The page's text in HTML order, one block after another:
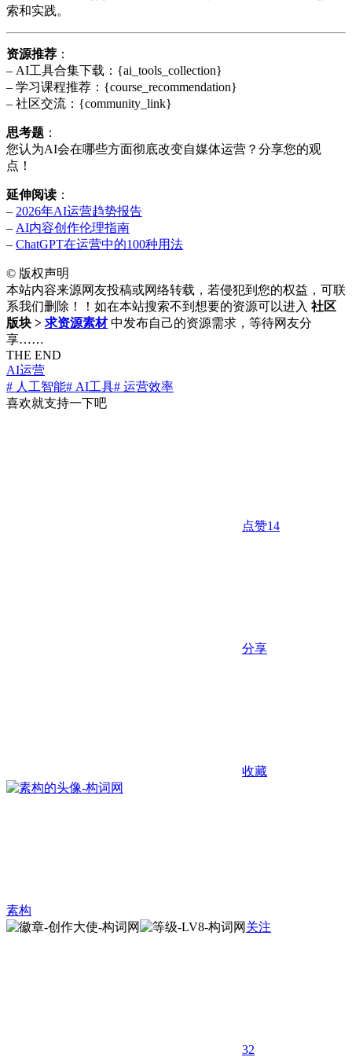
索和实践。
资源推荐 ：
– AI工具合集下载：{ai_tools_collection}
– 学习课程推荐：{course_recommendation}
– 社区交流：{community_link}
思考题 ：
您认为AI会在哪些方面彻底改变自媒体运营？分享您的观
点！
延伸阅读 ：
– 2026年AI运营趋势报告
– AI内容创作伦理指南
– ChatGPT在运营中的100种用法
© 版权声明
本站内容来源网友投稿或网络转载，若侵犯到您的权益，可联
系我们删除！！如在本站搜索不到想要的资源可以进入 社区
版块 > 求资源素材 中发布自己的资源需求，等待网友分
享……
THE END
AI运营
# 人工智能# AI工具# 运营效率
喜欢就支持一下吧
点赞14
分享
收藏
素构
关注
32